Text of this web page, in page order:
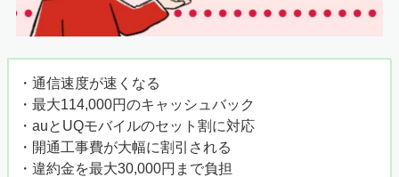
・通信速度が速くなる
・最大114,000円のキャッシュバック
・auとUQモバイルのセット割に対応
・開通工事費が大幅に割引される
・違約金を最大30,000円まで負担